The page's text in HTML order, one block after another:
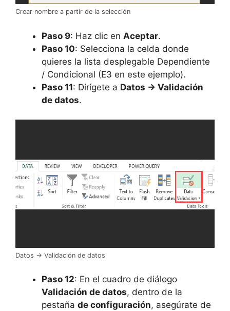
Crear nombre a partir de la selección
Paso 9: Haz clic en Aceptar.
Paso 10: Selecciona la celda donde
quieres la lista desplegable Dependiente
/ Condicional (E3 en este ejemplo).
Paso 11: Dirígete a Datos -> Validación
de datos.
Datos -> Validación de datos
Paso 12: En el cuadro de diálogo
Validación de datos, dentro de la
pestaña de configuración, asegúrate de